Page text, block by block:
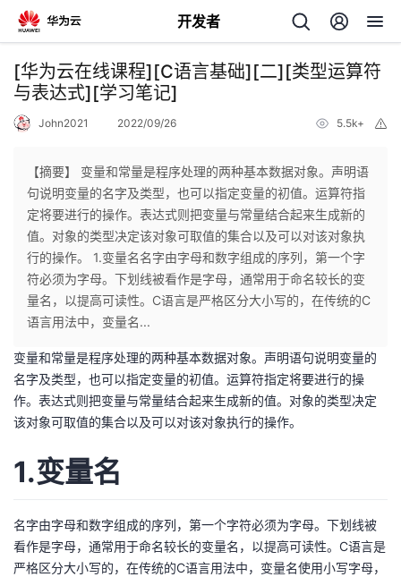
开发者
返
回
个
人
主
我
的
发
者
我
的
博
我
的
我
[华为云在线课程][C语言基础][二][类型运算符
与表达式][学习笔记]
John2021 2022/09/26 5.5k+
【摘要】 变量和常量是程序处理的两种基本数据对象。声明语
句说明变量的名字及类型，也可以指定变量的初值。运算符指
定将要进行的操作。表达式则把变量与常量结合起来生成新的
值。对象的类型决定该对象可取值的集合以及可以对该对象执
行的操作。 1.变量名名字由字母和数字组成的序列，第一个字
符必须为字母。下划线被看作是字母，通常用于命名较长的变
量名，以提高可读性。C语言是严格区分大小写的，在传统的C
语言用法中，变量名...
变量和常量是程序处理的两种基本数据对象。声明语句说明变量的
名字及类型，也可以指定变量的初值。运算符指定将要进行的操
作。表达式则把变量与常量结合起来生成新的值。对象的类型决定
该对象可取值的集合以及可以对该对象执行的操作。
1.变量名
名字由字母和数字组成的序列，第一个字符必须为字母。下划线被
看作是字母，通常用于命名较长的变量名，以提高可读性。C语言是
严格区分大小写的，在传统的C语言用法中，变量名使用小写字母，